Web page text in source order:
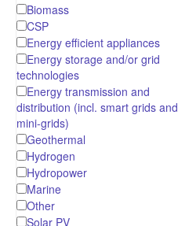
Biomass
CSP
Energy efficient appliances
Energy storage and/or grid
technologies
Energy transmission and
distribution (incl. smart grids and
mini-grids)
Geothermal
Hydrogen
Hydropower
Marine
Other
Solar PV